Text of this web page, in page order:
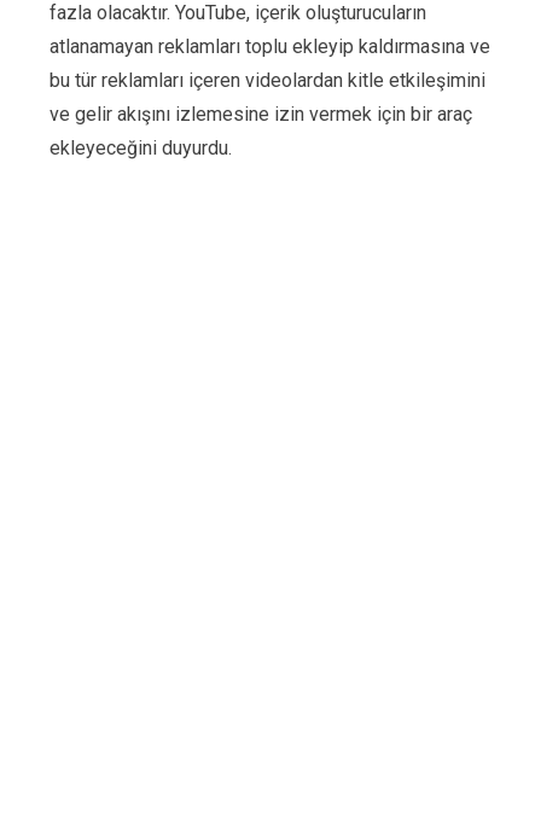
fazla olacaktır. YouTube, içerik oluşturucuların
atlanamayan reklamları toplu ekleyip kaldırmasına ve
bu tür reklamları içeren videolardan kitle etkileşimini
ve gelir akışını izlemesine izin vermek için bir araç
ekleyeceğini duyurdu.